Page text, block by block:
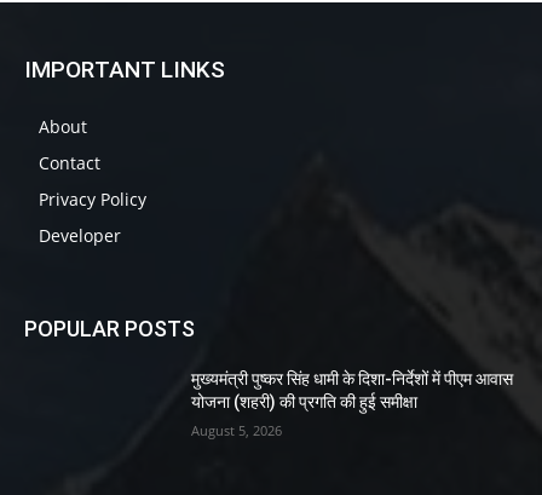
IMPORTANT LINKS
About
Contact
Privacy Policy
Developer
POPULAR POSTS
मुख्यमंत्री पुष्कर सिंह धामी के दिशा-निर्देशों में पीएम आवास
योजना (शहरी) की प्रगति की हुई समीक्षा
August 5, 2026